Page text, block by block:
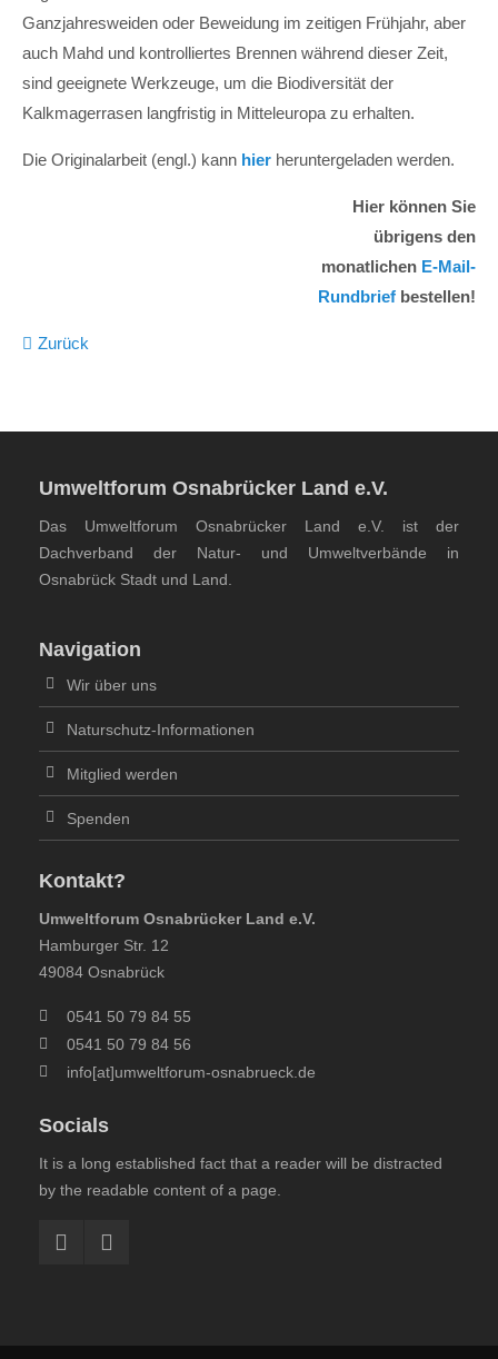
Ganzjahresweiden oder Beweidung im zeitigen Frühjahr, aber
auch Mahd und kontrolliertes Brennen während dieser Zeit,
sind geeignete Werkzeuge, um die Biodiversität der
Kalkmagerrasen langfristig in Mitteleuropa zu erhalten.
Die Originalarbeit (engl.) kann hier heruntergeladen werden.
Hier können Sie
übrigens den
monatlichen E-Mail-
Rundbrief bestellen!
Zurück
Umweltforum Osnabrücker Land e.V.
Das Umweltforum Osnabrücker Land e.V. ist der
Dachverband der Natur- und Umweltverbände in
Osnabrück Stadt und Land.
Navigation
Wir über uns
Naturschutz-Informationen
Mitglied werden
Spenden
Kontakt?
Umweltforum Osnabrücker Land e.V.
Hamburger Str. 12
49084 Osnabrück
0541 50 79 84 55
0541 50 79 84 56
info[at]umweltforum-osnabrueck.de
Socials
It is a long established fact that a reader will be distracted
by the readable content of a page.